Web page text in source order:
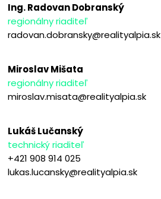
Ing. Radovan Dobranský
regionálny riaditeľ
radovan.dobransky@realityalpia.sk
Miroslav Mišata
regionálny riaditeľ
miroslav.misata@realityalpia.sk
Lukáš Lučanský
technický riaditeľ
+421 908 914 025
lukas.lucansky@realityalpia.sk